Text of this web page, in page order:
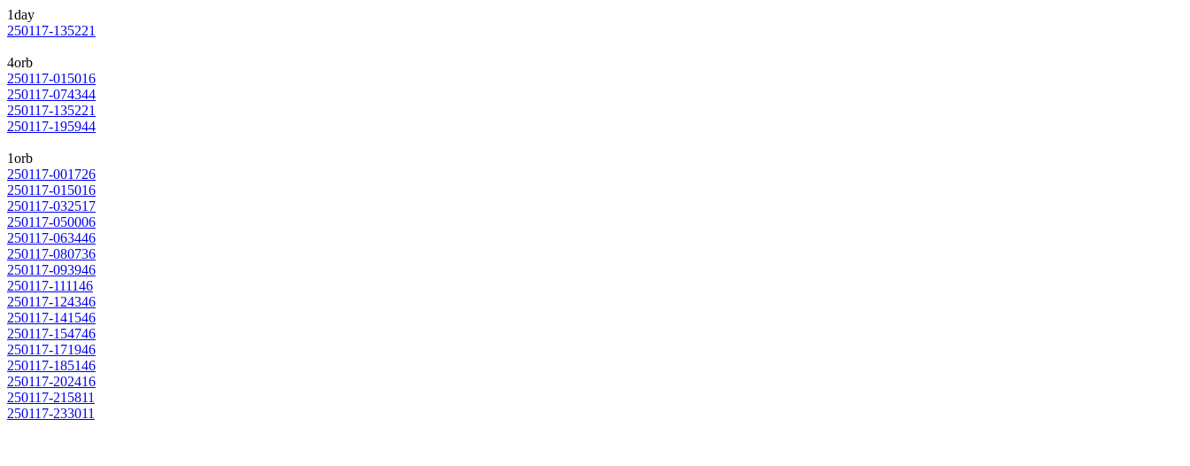
1day
250117-135221
4orb
250117-015016
250117-074344
250117-135221
250117-195944
1orb
250117-001726
250117-015016
250117-032517
250117-050006
250117-063446
250117-080736
250117-093946
250117-111146
250117-124346
250117-141546
250117-154746
250117-171946
250117-185146
250117-202416
250117-215811
250117-233011